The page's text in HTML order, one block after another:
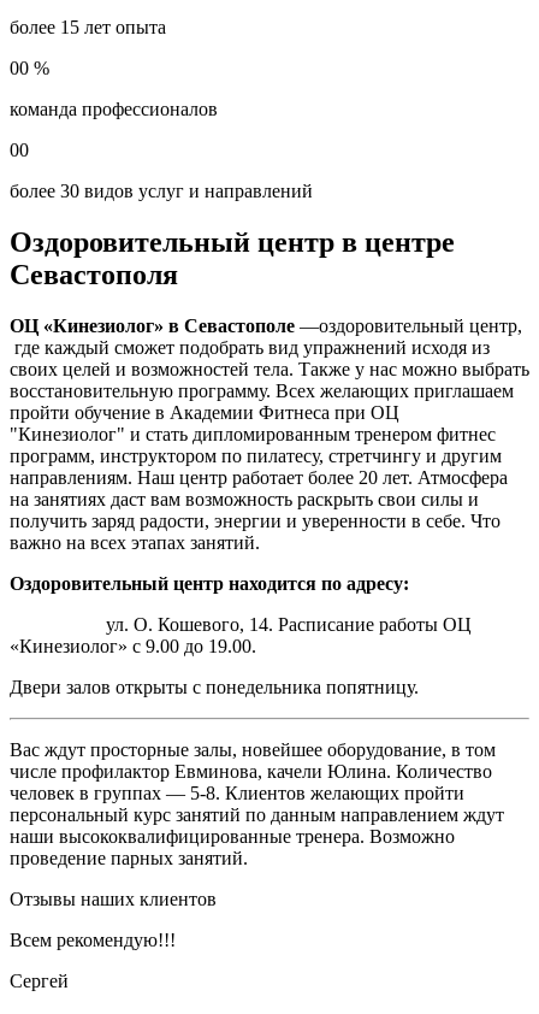
более 15 лет опыта
00 %
команда профессионалов
00
более 30 видов услуг и направлений
Оздоровительный центр в центре
Севастополя
ОЦ «Кинезиолог» в Севастополе —оздоровительный центр,
где каждый сможет подобрать вид упражнений исходя из
своих целей и возможностей тела. Также у нас можно выбрать
восстановительную программу. Всех желающих приглашаем
пройти обучение в Академии Фитнеса при ОЦ
"Кинезиолог" и стать дипломированным тренером фитнес
программ, инструктором по пилатесу, стретчингу и другим
направлениям. Наш центр работает более 20 лет. Атмосфера
на занятиях даст вам возможность раскрыть свои силы и
получить заряд радости, энергии и уверенности в себе. Что
важно на всех этапах занятий.
Оздоровительный центр находится по адресу:
ул. О. Кошевого, 14. Расписание работы ОЦ
«Кинезиолог» с 9.00 до 19.00.
Двери залов открыты с понедельника попятницу.
Вас ждут просторные залы, новейшее оборудование, в том
числе профилактор Евминова, качели Юлина. Количество
человек в группах — 5-8. Клиентов желающих пройти
персональный курс занятий по данным направлением ждут
наши высококвалифицированные тренера. Возможно
проведение парных занятий.
Отзывы наших клиентов
Всем рекомендую!!!
Сергей